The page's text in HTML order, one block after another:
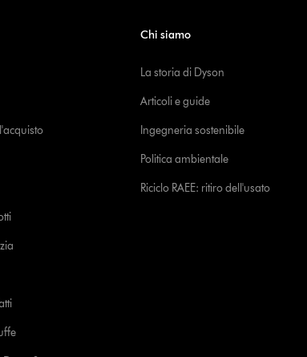
Chi siamo
La storia di Dyson
Articoli e guide
Ingegneria sostenibile
Politica ambientale
Riciclo RAEE: ritiro dell'usato